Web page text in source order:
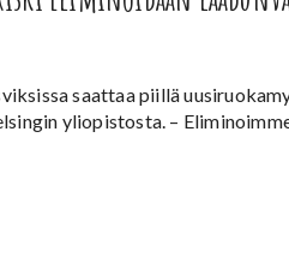
saattaa piillä
yliopistosta. –